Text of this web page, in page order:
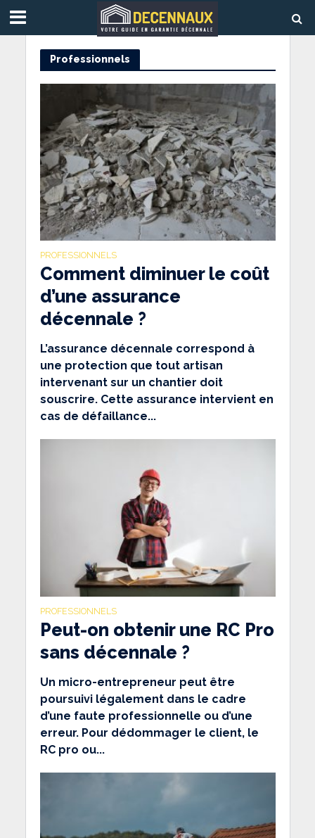
Professionnels
PROFESSIONNELS
Comment diminuer le coût
d’une assurance
décennale ?
L’assurance décennale correspond à
une protection que tout artisan
intervenant sur un chantier doit
souscrire. Cette assurance intervient en
cas de défaillance...
PROFESSIONNELS
Peut-on obtenir une RC Pro
sans décennale ?
Un micro-entrepreneur peut être
poursuivi légalement dans le cadre
d’une faute professionnelle ou d’une
erreur. Pour dédommager le client, le
RC pro ou...